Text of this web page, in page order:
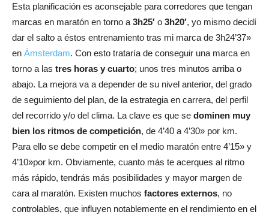
Esta planificación es aconsejable para corredores que tengan
marcas en maratón en torno a 3h25′ o 3h20′, yo mismo decidí
dar el salto a éstos entrenamiento tras mi marca de 3h24’37»
en Ámsterdam. Con esto trataría de conseguir una marca en
torno a las tres horas y cuarto; unos tres minutos arriba o
abajo. La mejora va a depender de su nivel anterior, del grado
de seguimiento del plan, de la estrategia en carrera, del perfil
del recorrido y/o del clima. La clave es que se dominen muy
bien los ritmos de competición, de 4’40 a 4’30» por km.
Para ello se debe competir en el medio maratón entre 4’15» y
4’10»por km. Obviamente, cuanto más te acerques al ritmo
más rápido, tendrás más posibilidades y mayor margen de
cara al maratón. Existen muchos factores externos, no
controlables, que influyen notablemente en el rendimiento en el